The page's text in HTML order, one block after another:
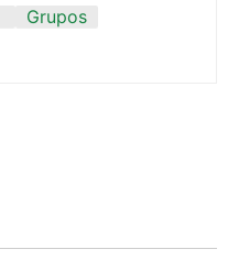
Grupos